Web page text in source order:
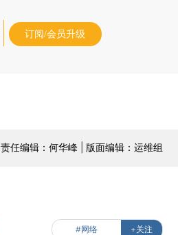
订阅/会员升级
责任编辑：何华峰 | 版面编辑：运维组
#网络 +关注